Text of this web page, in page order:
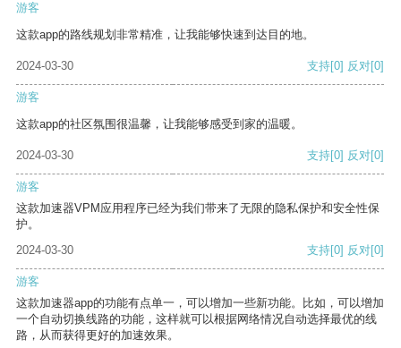
游客
这款app的路线规划非常精准，让我能够快速到达目的地。
2024-03-30 支持[0] 反对[0]
游客
这款app的社区氛围很温馨，让我能够感受到家的温暖。
2024-03-30 支持[0] 反对[0]
游客
这款加速器VPM应用程序已经为我们带来了无限的隐私保护和安全性保
护。
2024-03-30
支持[0] 反对[0]
游客
这款加速器app的功能有点单一，可以增加一些新功能。比如，可以增加
一个自动切换线路的功能，这样就可以根据网络情况自动选择最优的线
路，从而获得更好的加速效果。